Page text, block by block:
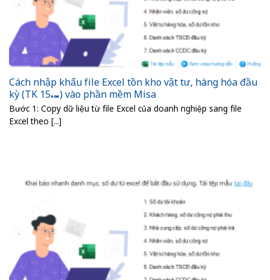
Cách nhập khẩu file Excel tồn kho vật tư, hàng hóa đầu
kỳ (TK 15…) vào phần mềm Misa
Bước 1: Copy dữ liệu từ file Excel của doanh nghiệp sang file
Excel theo [...]